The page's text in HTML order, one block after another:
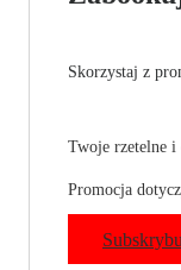
Skorzystaj z
Twoje rzetelne i
Promocja